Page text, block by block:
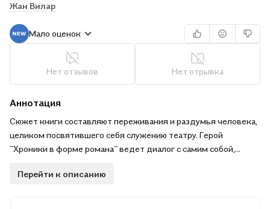
Жан Вилар
Мало оценок
Нет отзывов Нет отрывка
Аннотация
Сюжет книги составляют переживания и раздумья человека,
целиком посвятившего себя служению театру. Герой
``Хроники в форме романа`` ведет диалог с самим собой,
режисер, Жан Вилар, оставил нам одну из самых
Перейти к описанию